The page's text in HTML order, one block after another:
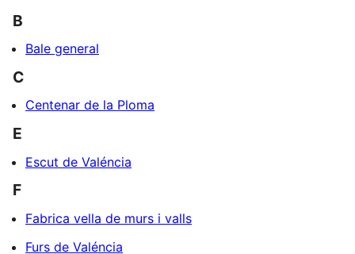
B
Bale general
C
Centenar de la Ploma
E
Escut de Valéncia
F
Fabrica vella de murs i valls
Furs de Valéncia